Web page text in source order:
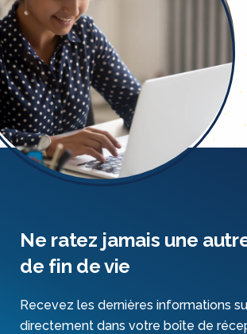
Ne ratez jamais une
de fin de vie
Recevez les dernières informations
directement dans votre boîte de